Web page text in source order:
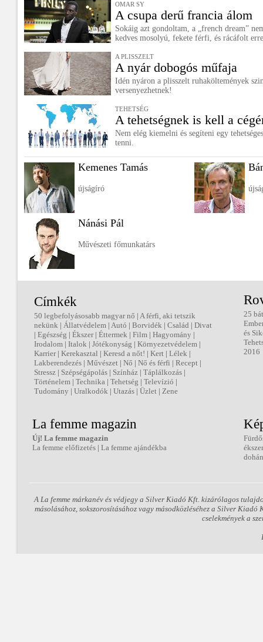
OMAR SY
A csupa derű francia álom
Sokáig azt gondoltam, a „french dream”
kedves mosolyú, fekete férfi, és rácáfolt
A PLISSZELT
A nyár dobogós műfaja
Idén nyáron a plisszelt ruhaköltemények
versenyezhetnek!
TEHETSÉG
A tehetségnek is kell a
Nem elég kiemelni és segíteni egy
tenni.
Kemenes Tamás
újságíró
Nánási Pál
Művészeti főmunkatárs
Címkék
50 legbefolyásosabb magyar nő | A férfi, aki tetszik
nekünk | Állatvédelem | Autó | Borvidék | Család | Divat
| Egészség | Ékszer| Éttermek | Film | Hagyomány |
Irodalom | Italok | Jótékonyság | Környezetvédelem |
Karrier| Kerekasztal | Keresd a nőt! | Kert | Lélek |
Lakberendezés | Művészet | Nő | Nő és férfi | Recept |
Stressz | Szépségápolás | Színház | Táplálkozás |
Történelem | Technika | Tehetség | Televízió |
Tudomány | Uralkodók | Utazás | Üzlet | Zene
25
és
2016
La femme magazin
Új! La femme magazin
La femme előfizetés | La femme ajándékba
A La femme márkanév és védjegy a Silver Kiadó Kft. kizárólagos
másolásához, sokszorosításához vagy másodközléséhez a Silver
cselekmények a